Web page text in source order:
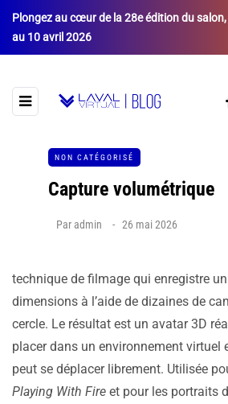
Plongez au cœur de la 28e édition du
au 10 avril 2026
NON CATÉGORISÉ
Capture volumétrique
Par admin 26 mai 2026
technique de filmage qui enregistre
dimensions à l’aide de dizaines de
cercle. Le résultat est un avatar 3D
placer dans un environnement virtuel
peut se déplacer librement. Utilisée
Playing With Fire et pour les portraits